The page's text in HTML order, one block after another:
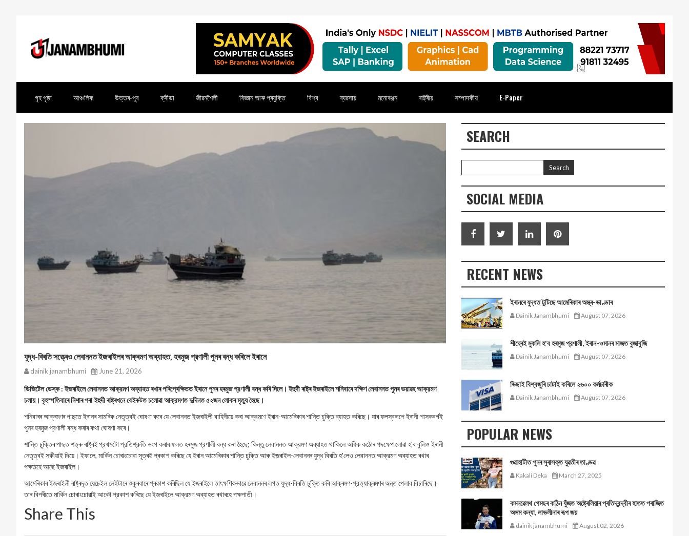
গৃহ পৃষ্ঠা আঞ্চলিক উত্তৰ-পূব ক্ৰীড়া জীৱনশৈলী বিজ্ঞান আৰু প্ৰযুক্তি বিশ্ব ব্যৱসায় মনোৰঞ্জন ৰাষ্ট্ৰীয় সম্পাদকীয় E-Paper
যুদ্ধ-বিৰতি সত্ত্বেও লেবাননত ইজৰাইলৰ আক্ৰমণ অব্যাহত, হৰমুজ প্রণালী পুনৰ বন্ধ কৰিলে ইৰানে
dainik janambhumi June 21, 2026
ডিজিটেল ডেস্ক : ইজৰাইলে লেবাননত আক্রমণ অব্যাহত ৰখাৰ পৰিপ্ৰেক্ষিতত ইৰানে পুনৰ হৰমুজ প্রণালী বন্ধ কৰি দিলে। ইহুদী ৰাষ্ট্ৰ ইজৰাইলে শনিবাৰে দক্ষিণ লেবাননত পুনৰ ভয়াৱহ আক্রমণ
চলায়। বৃহস্পতিবাৰে নিশাৰ পৰা ইহুদী ৰাষ্ট্ৰখনে বেইৰুটত চলোৱা আক্রমণত দুদিনত ৫২জন লোকৰ মৃত্যু হৈছে।
শনিবাৰৰ আক্ৰমণৰ পাছতে ইৰানৰ সামৰিক নেতৃত্বই ঘোষণা কৰে যে লেবাননত ইজৰাইলী বাহিনীয়ে কৰা আক্রমণে ইৰান-আমেৰিকাৰ শান্তি চুক্তি ব্যাহত কৰিছে। যাৰ ফলস্বৰূপে ইৰানী শাসকবর্গই
পুনৰ হৰমুজ প্রণালী বন্ধ কৰাৰ কথা ঘোষণা কৰে।
শান্তি চুক্তিৰ পাছত শত্ৰু ৰাষ্ট্ৰই প্রথমটো প্রতিশ্রুতি ভংগ কৰাৰ ফলত হৰমুজ প্রণালী বন্ধ কৰা হৈছে; কিন্তু লেবাননত আক্রমণ অব্যাহত থাকিলে অধিক কঠোৰ পদক্ষেপ লোৱা হ'ব বুলিও ইৰানী
নেতৃত্বই সকীয়াই দিয়ে। ইফালে, মার্কিন চোৰাংচোৱা সূত্ৰই প্ৰকাশ কৰিছে যে ইৰান আমেৰিকাৰ শান্তি চুক্তি আৰু ইজৰাইল-লেবাননৰ যুদ্ধ বিৰতি হ'লেও লেবাননত আক্রমণ অব্যাহত ৰখাৰ
পক্ষতহে আছে ইজৰাইল।
আমেৰিকাৰ ইজৰাইলী ৰাষ্ট্ৰদূত য়েচেইল লেইটাৰে শুকুৰবাৰে প্ৰকাশ কৰিছিল যে ইজৰাইলে তাৎক্ষণিকভাৱে লেবাননৰ লগত যুদ্ধ-বিৰতি চুক্তি কৰি আক্ৰমণ-প্রত্যাক্ৰমণৰ অন্ত পেলাব বিচাৰিছে।
তাৰ বিপৰীতে মার্কিন চোৰাংচোৱাই আকৌ প্রকাশ কৰিছে যে ইজৰাইলে আক্রমণ অব্যাহত ৰখাৰহে পক্ষপাতী।
Share This
SEARCH
SOCIAL MEDIA
RECENT NEWS
ইৰানৰে যুদ্ধত টুটিছে আমেৰিকাৰ অস্ত্ৰ-ভাণ্ডাৰ
Dainik Janambhumi August 07, 2026
শীঘ্ৰেই মুকলি হ'ব হৰমুজ প্রণালী, ইৰান-ওমানৰ মাজত বুজাবুজি
Dainik Janambhumi August 07, 2026
ভিছাই বিশ্বজুৰি চাটাই কৰিলে ২৬০০ কৰ্মচাৰীক
Dainik Janambhumi August 07, 2026
POPULAR NEWS
গুৱাহাটীত পুনৰ সুৰাসক্ত যুৱতীৰ তাণ্ডৱ
Kakali Deka March 27, 2025
কমনৱেলথ গেমছৰ কঠিন যুঁজত অষ্ট্ৰেলিয়াৰ প্ৰতিদ্বন্দ্বীৰ হাতত পৰাজিত
অসম কন্যা, লাভলীনাৰ ৰূপ জয়
dainik janambhumi August 02, 2026